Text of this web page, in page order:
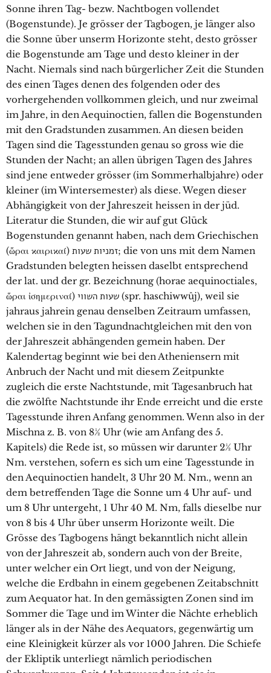
Sonne ihren Tag- bezw. Nachtbogen vollendet
(Bogenstunde). Je grösser der Tagbogen, je länger also
die Sonne über unserm Horizonte steht, desto grösser
die Bogenstunde am Tage und desto kleiner in der
Nacht. Niemals sind nach bürgerlicher Zeit die Stunden
des einen Tages denen des folgenden oder des
vorhergehenden vollkommen gleich, und nur zweimal
im Jahre, in den Aequinoctien, fallen die Bogenstunden
mit den Gradstunden zusammen. An diesen beiden
Tagen sind die Tagesstunden genau so gross wie die
Stunden der Nacht; an allen übrigen Tagen des Jahres
sind jene entweder grösser (im Sommerhalbjahre) oder
kleiner (im Wintersemester) als diese. Wegen dieser
Abhängigkeit von der Jahreszeit heissen in der jüd.
Literatur die Stunden, die wir auf gut Glück
Bogenstunden genannt haben, nach dem Griechischen
(ὥραι ϰαιριϰαί) זמניות שעות; die von uns mit dem Namen
Gradstunden belegten heissen daselbt entsprechend
der lat. und der gr. Bezeichnung (horae aequinoctiales,
ὥραι ἰσημεριναί) שעות השווי (spr. haschiwwûj), weil sie
jahraus jahrein genau denselben Zeitraum umfassen,
welchen sie in den Tagundnachtgleichen mit den von
der Jahreszeit abhängenden gemein haben. Der
Kalendertag beginnt wie bei den Atheniensern mit
Anbruch der Nacht und mit diesem Zeitpunkte
zugleich die erste Nachtstunde, mit Tagesanbruch hat
die zwölfte Nachtstunde ihr Ende erreicht und die erste
Tagesstunde ihren Anfang genommen. Wenn also in der
Mischna z. B. von 8½ Uhr (wie am Anfang des 5.
Kapitels) die Rede ist, so müssen wir darunter 2½ Uhr
Nm. verstehen, sofern es sich um eine Tagesstunde in
den Aequinoctien handelt, 3 Uhr 20 M. Nm., wenn an
dem betreffenden Tage die Sonne um 4 Uhr auf- und
um 8 Uhr untergeht, 1 Uhr 40 M. Nm, falls dieselbe nur
von 8 bis 4 Uhr über unserm Horizonte weilt. Die
Grösse des Tagbogens hängt bekanntlich nicht allein
von der Jahreszeit ab, sondern auch von der Breite,
unter welcher ein Ort liegt, und von der Neigung,
welche die Erdbahn in einem gegebenen Zeitabschnitt
zum Aequator hat. In den gemässigten Zonen sind im
Sommer die Tage und im Winter die Nächte erheblich
länger als in der Nähe des Aequators, gegenwärtig um
eine Kleinigkeit kürzer als vor 1000 Jahren. Die Schiefe
der Ekliptik unterliegt nämlich periodischen